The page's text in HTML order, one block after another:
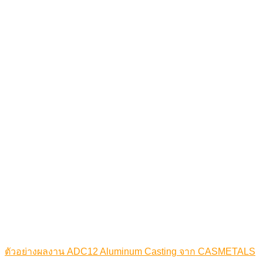
ตัวอย่างผลงาน ADC12 Aluminum Casting จาก CASMETALS